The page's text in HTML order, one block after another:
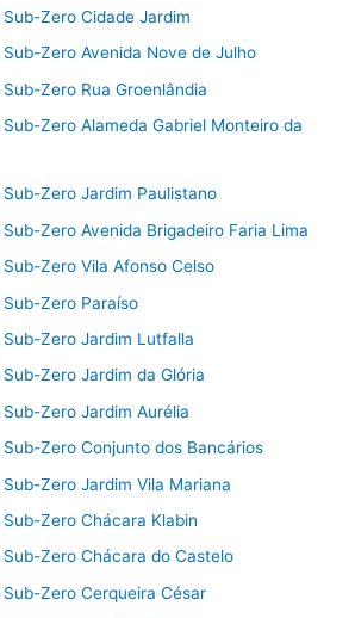
Zero Cidade Jardim
Zero Avenida Nove de Julho
Zero Rua Groenlândia
Zero Alameda Gabriel Monteiro da
Zero Jardim Paulistano
Zero Avenida Brigadeiro Faria Lima
Zero Vila Afonso Celso
Zero Paraíso
Zero Jardim Lutfalla
Zero Jardim da Glória
Zero Jardim Aurélia
Zero Conjunto dos Bancários
Zero Jardim Vila Mariana
Zero Chácara Klabin
Zero Chácara do Castelo
Zero Cerqueira César